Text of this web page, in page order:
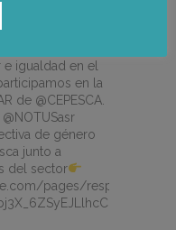
igualdad en el
en la
de @CEPESCA.
@NOTUSasr
de género
junto a
del sector
pages/